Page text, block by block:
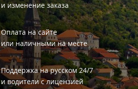
и изменение заказа
Оплата на сайте
или наличными на месте
Поддержка на русском 24/7
и водители с лицензией